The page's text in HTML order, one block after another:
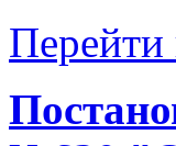
Перейти